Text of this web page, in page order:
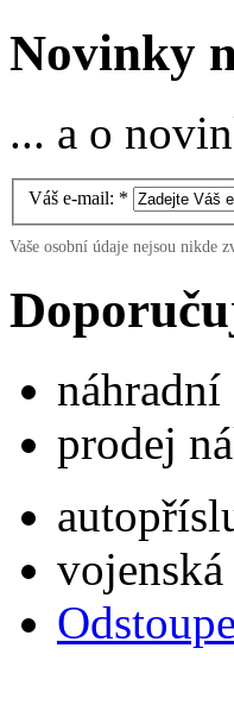
Novinky
... a o
Váš e-mail: *
Vaše osobní údaje nejsou nikde
prodej